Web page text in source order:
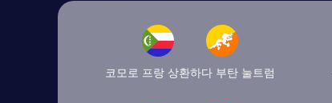
코모로 프랑 상환하다 부탄 눌트럼